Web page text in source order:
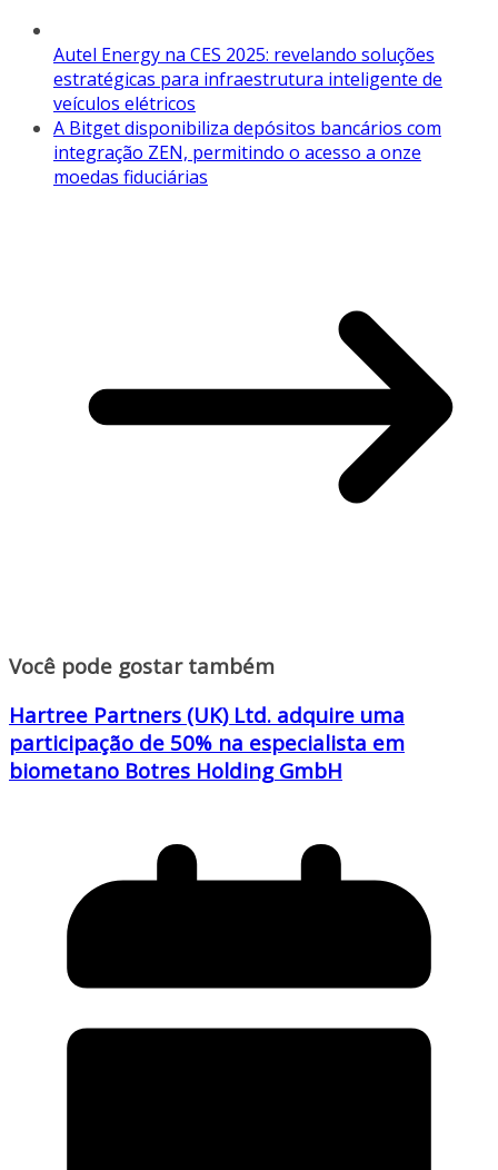
Autel Energy na CES 2025: revelando soluções
estratégicas para infraestrutura inteligente de
veículos elétricos
A Bitget disponibiliza depósitos bancários com
integração ZEN, permitindo o acesso a onze
moedas fiduciárias
Você pode gostar também
Hartree Partners (UK) Ltd. adquire uma
participação de 50% na especialista em
biometano Botres Holding GmbH